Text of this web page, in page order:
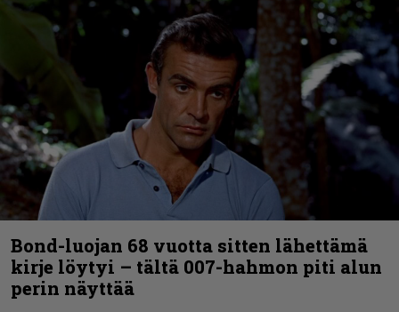
Bond-luojan 68 vuotta sitten lähettämä
kirje löytyi – tältä 007-hahmon piti alun
perin näyttää